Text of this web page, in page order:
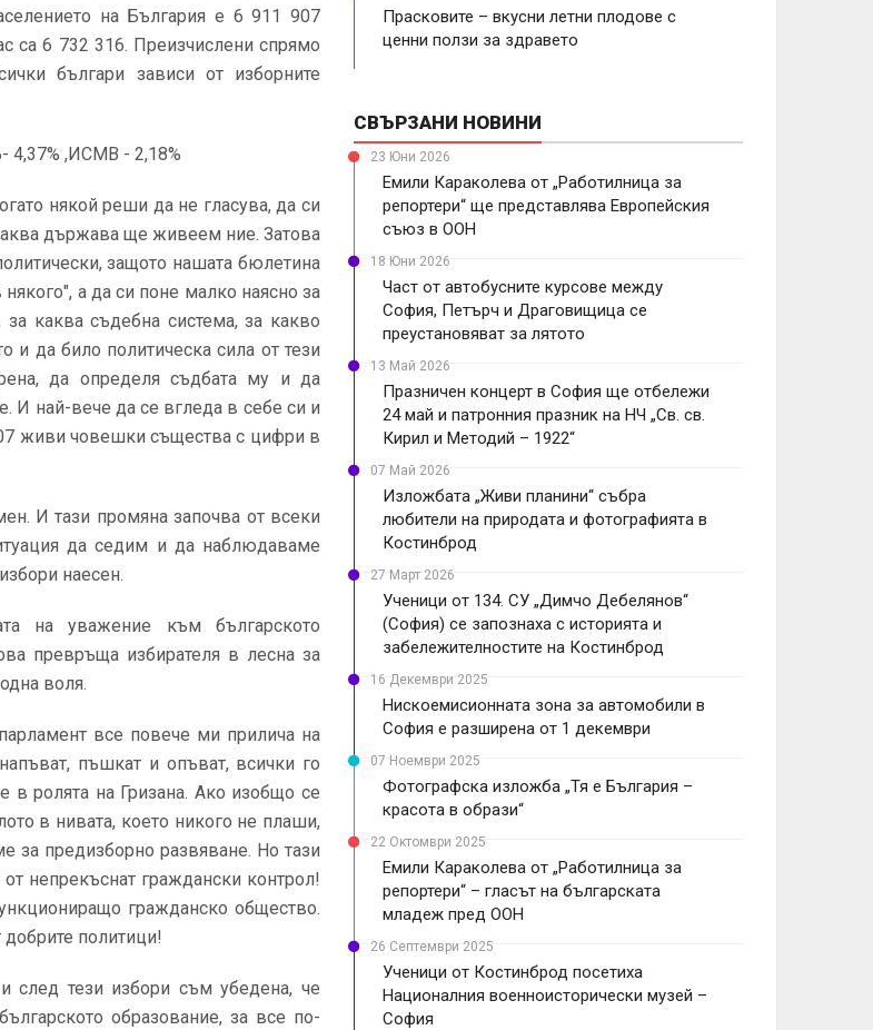
на България е 6 911 907
са 6 732 316. Преизчислени спрямо
българи зависи от изборните
4,37% ,ИСМВ - 2,18%
някой реши да не гласува, да си
държава ще живеем ние. Затова
защото нашата бюлетина
а да си поне малко наясно за
каква съдебна система, за какво
и да било политическа сила от тези
да определя съдбата му и да
И най-вече да се вгледа в себе си и
живи човешки същества с цифри в
И тази промяна започва от всеки
да седим и да наблюдаваме
наесен.
на уважение към българското
превръща избирателя в лесна за
воля.
все повече ми прилича на
пъшкат и опъват, всички го
ролята на Гризана. Ако изобщо се
в нивата, което никого не плаши,
за предизборно развяване. Но тази
непрекъснат граждански контрол!
гражданско общество.
политици!
след тези избори съм убедена, че
образование, за все по-
Прасковите – вкусни летни плодове с
ценни ползи за здравето
СВЪРЗАНИ НОВИНИ
23 Юни 2026
Емили Караколева от „Работилница за
репортери“ ще представлява Европейския
съюз в ООН
18 Юни 2026
Част от автобусните курсове между
София, Петърч и Драговищица се
преустановяват за лятото
13 Май 2026
Празничен концерт в София ще отбележи
24 май и патронния празник на НЧ „Св. св.
Кирил и Методий – 1922“
07 Май 2026
Изложбата „Живи планини“ събра
любители на природата и фотографията в
Костинброд
27 Март 2026
Ученици от 134. СУ „Димчо Дебелянов“
(София) се запознаха с историята и
забележителностите на Костинброд
16 Декември 2025
Нискоемисионната зона за автомобили в
София е разширена от 1 декември
07 Ноември 2025
Фотографска изложба „Тя е България –
красота в образи“
22 Октомври 2025
Емили Караколева от „Работилница за
репортери“ – гласът на българската
младеж пред ООН
26 Септември 2025
Ученици от Костинброд посетиха
Националния военноисторически музей –
София